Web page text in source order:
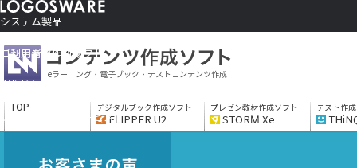
システム製品
コンテンツ作成ソフト
ソリューションサービス
ご利用者さま向け
eラーニング・電子ブック・テストコンテンツ作成
TOP デジタルブック作成ソフト
FLIPPER U2
プレゼン教材作成ソフト
STORM Xe
テスト作